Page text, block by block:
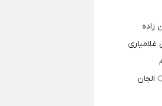
زاده
غلامیاری
الجان